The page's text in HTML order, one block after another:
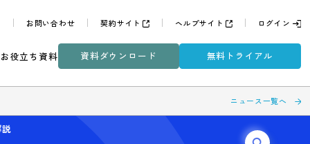
よくある質問 お問い合わせ 契約サイト ヘルプサ
ナーDXコラム お役立ち資料 資料ダウンロード